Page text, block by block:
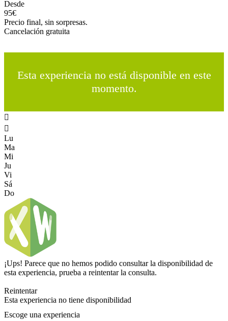
Desde
95€
Precio final, sin sorpresas.
Cancelación gratuita
Esta experiencia no está disponible en este
momento.


Lu
Ma
Mi
Ju
Vi
Sá
Do
¡Ups! Parece que no hemos podido consultar la disponibilidad de
esta experiencia, prueba a reintentar la consulta.
Reintentar
Esta experiencia no tiene disponibilidad
Escoge una experiencia